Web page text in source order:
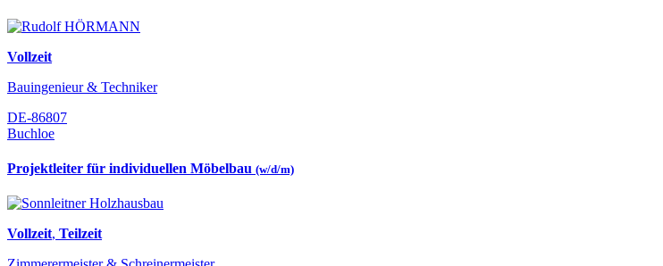
Vollzeit
Bauingenieur & Techniker
DE-86807
Buchloe
Projektleiter für individuellen Möbelbau (w/d/m)
Vollzeit, Teilzeit